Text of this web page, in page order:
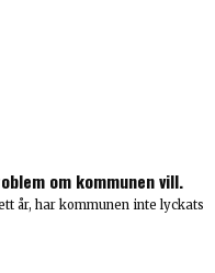
om kommunen vill.
år, har kommunen inte lyckats